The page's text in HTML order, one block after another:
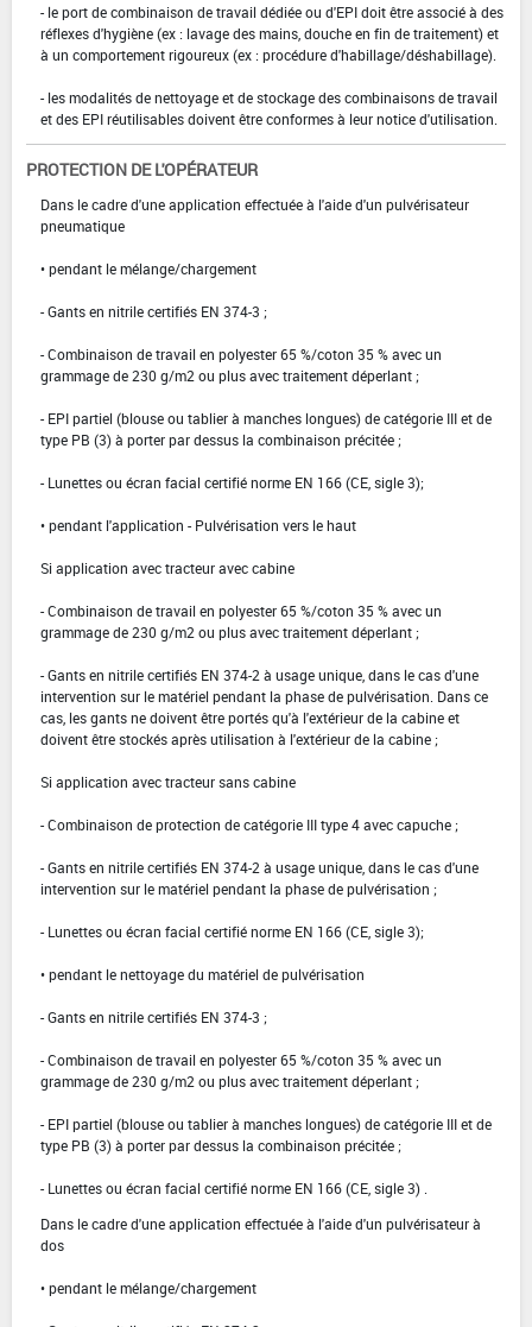
- le port de combinaison de travail dédiée ou d'EPI doit être associé à des
réflexes d'hygiène (ex : lavage des mains, douche en fin de traitement) et
à un comportement rigoureux (ex : procédure d'habillage/déshabillage).
- les modalités de nettoyage et de stockage des combinaisons de travail
et des EPI réutilisables doivent être conformes à leur notice d'utilisation.
PROTECTION DE L'OPÉRATEUR
Dans le cadre d'une application effectuée à l'aide d'un pulvérisateur
pneumatique
• pendant le mélange/chargement
- Gants en nitrile certifiés EN 374-3 ;
- Combinaison de travail en polyester 65 %/coton 35 % avec un
grammage de 230 g/m2 ou plus avec traitement déperlant ;
- EPI partiel (blouse ou tablier à manches longues) de catégorie III et de
type PB (3) à porter par dessus la combinaison précitée ;
- Lunettes ou écran facial certifié norme EN 166 (CE, sigle 3);
• pendant l'application - Pulvérisation vers le haut
Si application avec tracteur avec cabine
- Combinaison de travail en polyester 65 %/coton 35 % avec un
grammage de 230 g/m2 ou plus avec traitement déperlant ;
- Gants en nitrile certifiés EN 374-2 à usage unique, dans le cas d'une
intervention sur le matériel pendant la phase de pulvérisation. Dans ce
cas, les gants ne doivent être portés qu'à l'extérieur de la cabine et
doivent être stockés après utilisation à l'extérieur de la cabine ;
Si application avec tracteur sans cabine
- Combinaison de protection de catégorie III type 4 avec capuche ;
- Gants en nitrile certifiés EN 374-2 à usage unique, dans le cas d'une
intervention sur le matériel pendant la phase de pulvérisation ;
- Lunettes ou écran facial certifié norme EN 166 (CE, sigle 3);
• pendant le nettoyage du matériel de pulvérisation
- Gants en nitrile certifiés EN 374-3 ;
- Combinaison de travail en polyester 65 %/coton 35 % avec un
grammage de 230 g/m2 ou plus avec traitement déperlant ;
- EPI partiel (blouse ou tablier à manches longues) de catégorie III et de
type PB (3) à porter par dessus la combinaison précitée ;
- Lunettes ou écran facial certifié norme EN 166 (CE, sigle 3) .
Dans le cadre d'une application effectuée à l'aide d'un pulvérisateur à
dos
• pendant le mélange/chargement